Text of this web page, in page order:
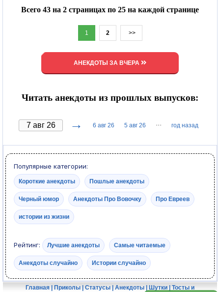
Всего 43 на 2 страницах по 25 на каждой странице
1 2 >>
АНЕКДОТЫ ЗА ВЧЕРА
Читать анекдоты из прошлых выпусков:
→ 6 авг 26 5 авг 26 ··· год назад
Популярные категории:
Короткие анекдоты Пошлые анекдоты
Черный юмор Анекдоты Про Вовочку Про Евреев
истории из жизни
Рейтинг: Лучшие анекдоты Самые читаемые
Анекдоты случайно Истории случайно
Главная | Приколы | Статусы | Анекдоты | Шутки | Тосты и